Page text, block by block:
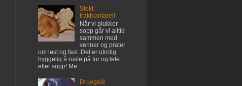
Stekt
traktkantarell
Når vi plukker
sopp går vi alltid
sammen med
venner og prater
om løst og fast. Det er utrolig
hyggelig å rusle på tur og lete
etter sopp! Me...
Druegelé